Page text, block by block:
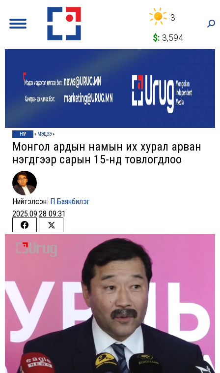
3
$: 3,594
НҮҮР » МЭДЭЭ»
Монгол ардын намын их хурал арван
нэгдүгээр сарын 15-нд товлогдлоо
Нийтэлсэн: П Баянбилэг
2025.09.28 09:31
Share
on
Share
on